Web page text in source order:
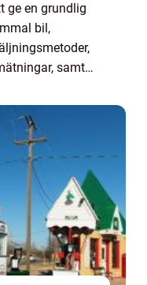
ge en grundlig
bil,
samt
Des...